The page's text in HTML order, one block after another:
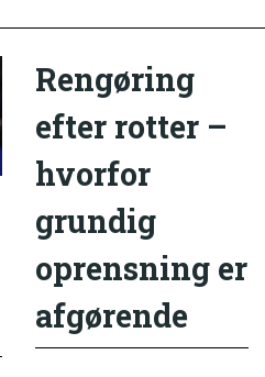
Rengøring
efter rotter –
hvorfor
grundig
oprensning er
afgørende